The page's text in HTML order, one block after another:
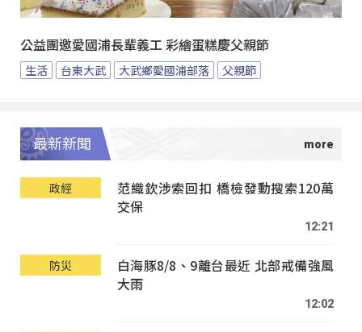
公益團邀愛國浦長輩義工 彩繪蛋糕慶父親節
生活 台東大武 大武鄉愛國浦部落 父親節
最新新聞
政經
范織欽涉索回扣 橋檢發動搜索120萬
交保
12:21
防災
白海豚8/8、9離台最近 北部戒備強風
大雨
12:02